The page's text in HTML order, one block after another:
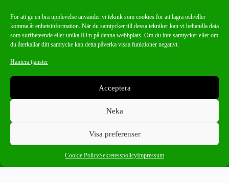
För att ge en bra upplevelse använder vi teknik som cookies för att lagra och/eller
komma åt enhetsinformation. När du samtycker till dessa tekniker kan vi behandla data
som surfbeteende eller unika ID:n på denna webbplats. Om du inte samtycker eller om
du återkallar ditt samtycke kan detta påverka vissa funktioner negativt.
Hantera tjänster
Acceptera
Neka
Visa preferenser
Cookie PolicySekretesspolicyImpressum
info@fatmancustoms.se
Mån – Fre 10:00 – 18:00
Lör -11:00 – 15:00
Missa aldrig ett bra erbjudande!